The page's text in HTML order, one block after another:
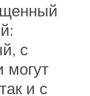
с
могут
и с